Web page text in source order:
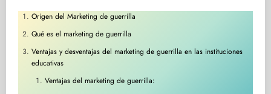
Origen del Marketing de guerrilla
Qué es el marketing de guerrilla
Ventajas y desventajas del marketing de guerrilla en las instituciones
educativas
Ventajas del marketing de guerrilla: